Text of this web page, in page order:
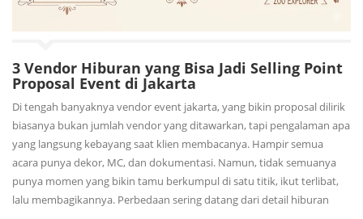
3 Vendor Hiburan yang Bisa Jadi Selling Point
Proposal Event di Jakarta
Di tengah banyaknya vendor event jakarta, yang bikin proposal dilirik
biasanya bukan jumlah vendor yang ditawarkan, tapi pengalaman apa
yang langsung kebayang saat klien membacanya. Hampir semua
acara punya dekor, MC, dan dokumentasi. Namun, tidak semuanya
punya momen yang bikin tamu berkumpul di satu titik, ikut terlibat,
lalu membagikannya. Perbedaan sering datang dari detail hiburan